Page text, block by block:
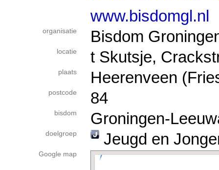
www.bisdomgl.nl
organisatie Bisdom
locatie t Skutsje,
plaats Heerenveen
postcode 84
bisdom Groningen-
doelgroep Jeugd en
Google map